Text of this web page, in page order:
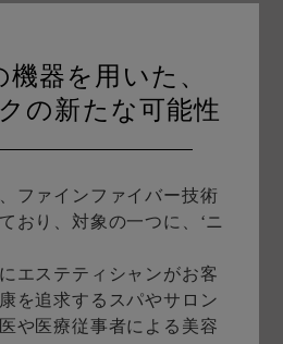
器を用いた、
の新たな可能性
ファインファイバー技術
おり、対象の一つに、‘ニ
エステティシャンがお客
を追求するスパやサロン
や医療従事者による美容